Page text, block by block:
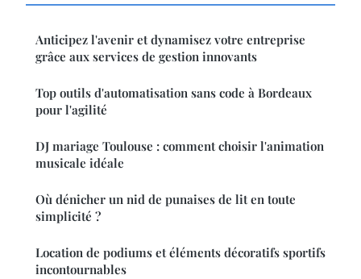
Anticipez l'avenir et dynamisez votre entreprise
grâce aux services de gestion innovants
Top outils d'automatisation sans code à Bordeaux
pour l'agilité
DJ mariage Toulouse : comment choisir l'animation
musicale idéale
Où dénicher un nid de punaises de lit en toute
simplicité ?
Location de podiums et éléments décoratifs sportifs
incontournables